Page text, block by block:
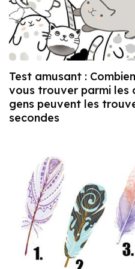
Test amusant :
vous trouver parmi les
gens peuvent les
secondes